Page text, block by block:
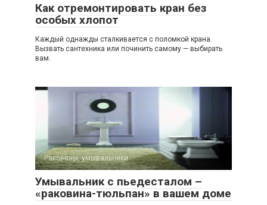
Как отремонтировать кран без
особых хлопот
Каждый однажды сталкивается с поломкой крана.
Вызвать сантехника или починить самому — выбирать
вам.
Раковины, умывальники
Умывальник с пьедесталом –
«раковина-тюльпан» в вашем доме